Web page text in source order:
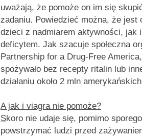
uważają, że pomoże on im się
zadaniu. Powiedzieć można, że jest
dzieci z nadmiarem aktywności, jak
deficytem. Jak szacuje społeczna
Partnership for a Drug-Free
spożywało bez recepty ritalin lub
działaniu około 2 mln
A jak i viagra nie pomoże?
Skoro nie udaje się, pomimo
powstrzymać ludzi przed